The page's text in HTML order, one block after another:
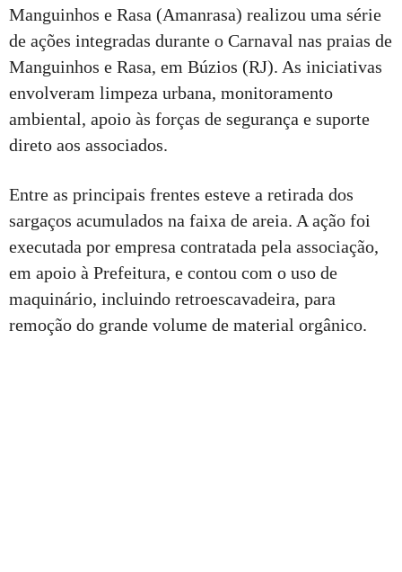
Manguinhos e Rasa (Amanrasa) realizou uma série
de ações integradas durante o Carnaval nas praias de
Manguinhos e Rasa, em Búzios (RJ). As iniciativas
envolveram limpeza urbana, monitoramento
ambiental, apoio às forças de segurança e suporte
direto aos associados.
Entre as principais frentes esteve a retirada dos
sargaços acumulados na faixa de areia. A ação foi
executada por empresa contratada pela associação,
em apoio à Prefeitura, e contou com o uso de
maquinário, incluindo retroescavadeira, para
remoção do grande volume de material orgânico.